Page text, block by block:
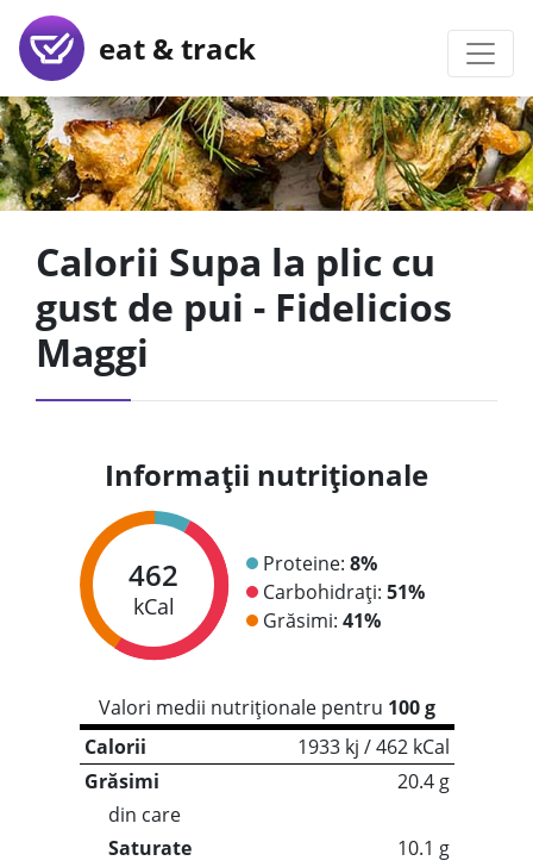
eat & track
Calorii Supa la plic cu
gust de pui - Fidelicios
Maggi
Informații nutriționale
462
kCal
Proteine: 8%
Carbohidrați: 51%
Grăsimi: 41%
Valori medii nutriționale pentru 100 g
Calorii
1933 kj / 462 kCal
Grăsimi
20.4 g
din care
Saturate
10.1 g